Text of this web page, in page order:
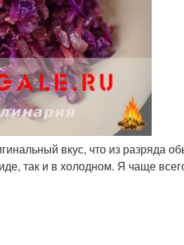
вкус, что из разряда
так и в холодном. Я чаще